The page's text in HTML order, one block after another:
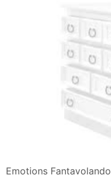
Emotions Fantavolando